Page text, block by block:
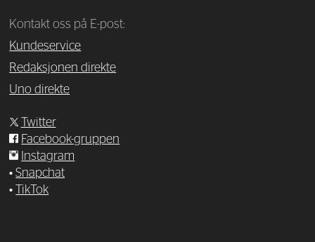
Kontakt oss på E-post:
Kundeservice
Redaksjonen direkte
Uno direkte
Twitter
Facebook-gruppen
Instagram
•Snapchat
•
TikTok